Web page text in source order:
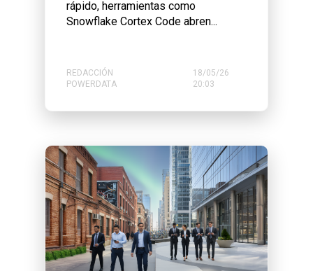
rápido, herramientas como
Snowflake Cortex Code abren...
REDACCIÓN
POWERDATA
18/05/26
20:03